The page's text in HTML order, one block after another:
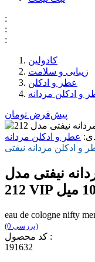
:
:
:
کادولین
زیبایی و سلامت
عطر و ادکلن
و ادکلن مردانه
پیش‌فرض تومان
عطر و ادکلن مردانه
و ادکلن مردانه نیفتی
نیفتی مدل
eau de cologne nifty
(0 بررسی)
کد محصول :
191632